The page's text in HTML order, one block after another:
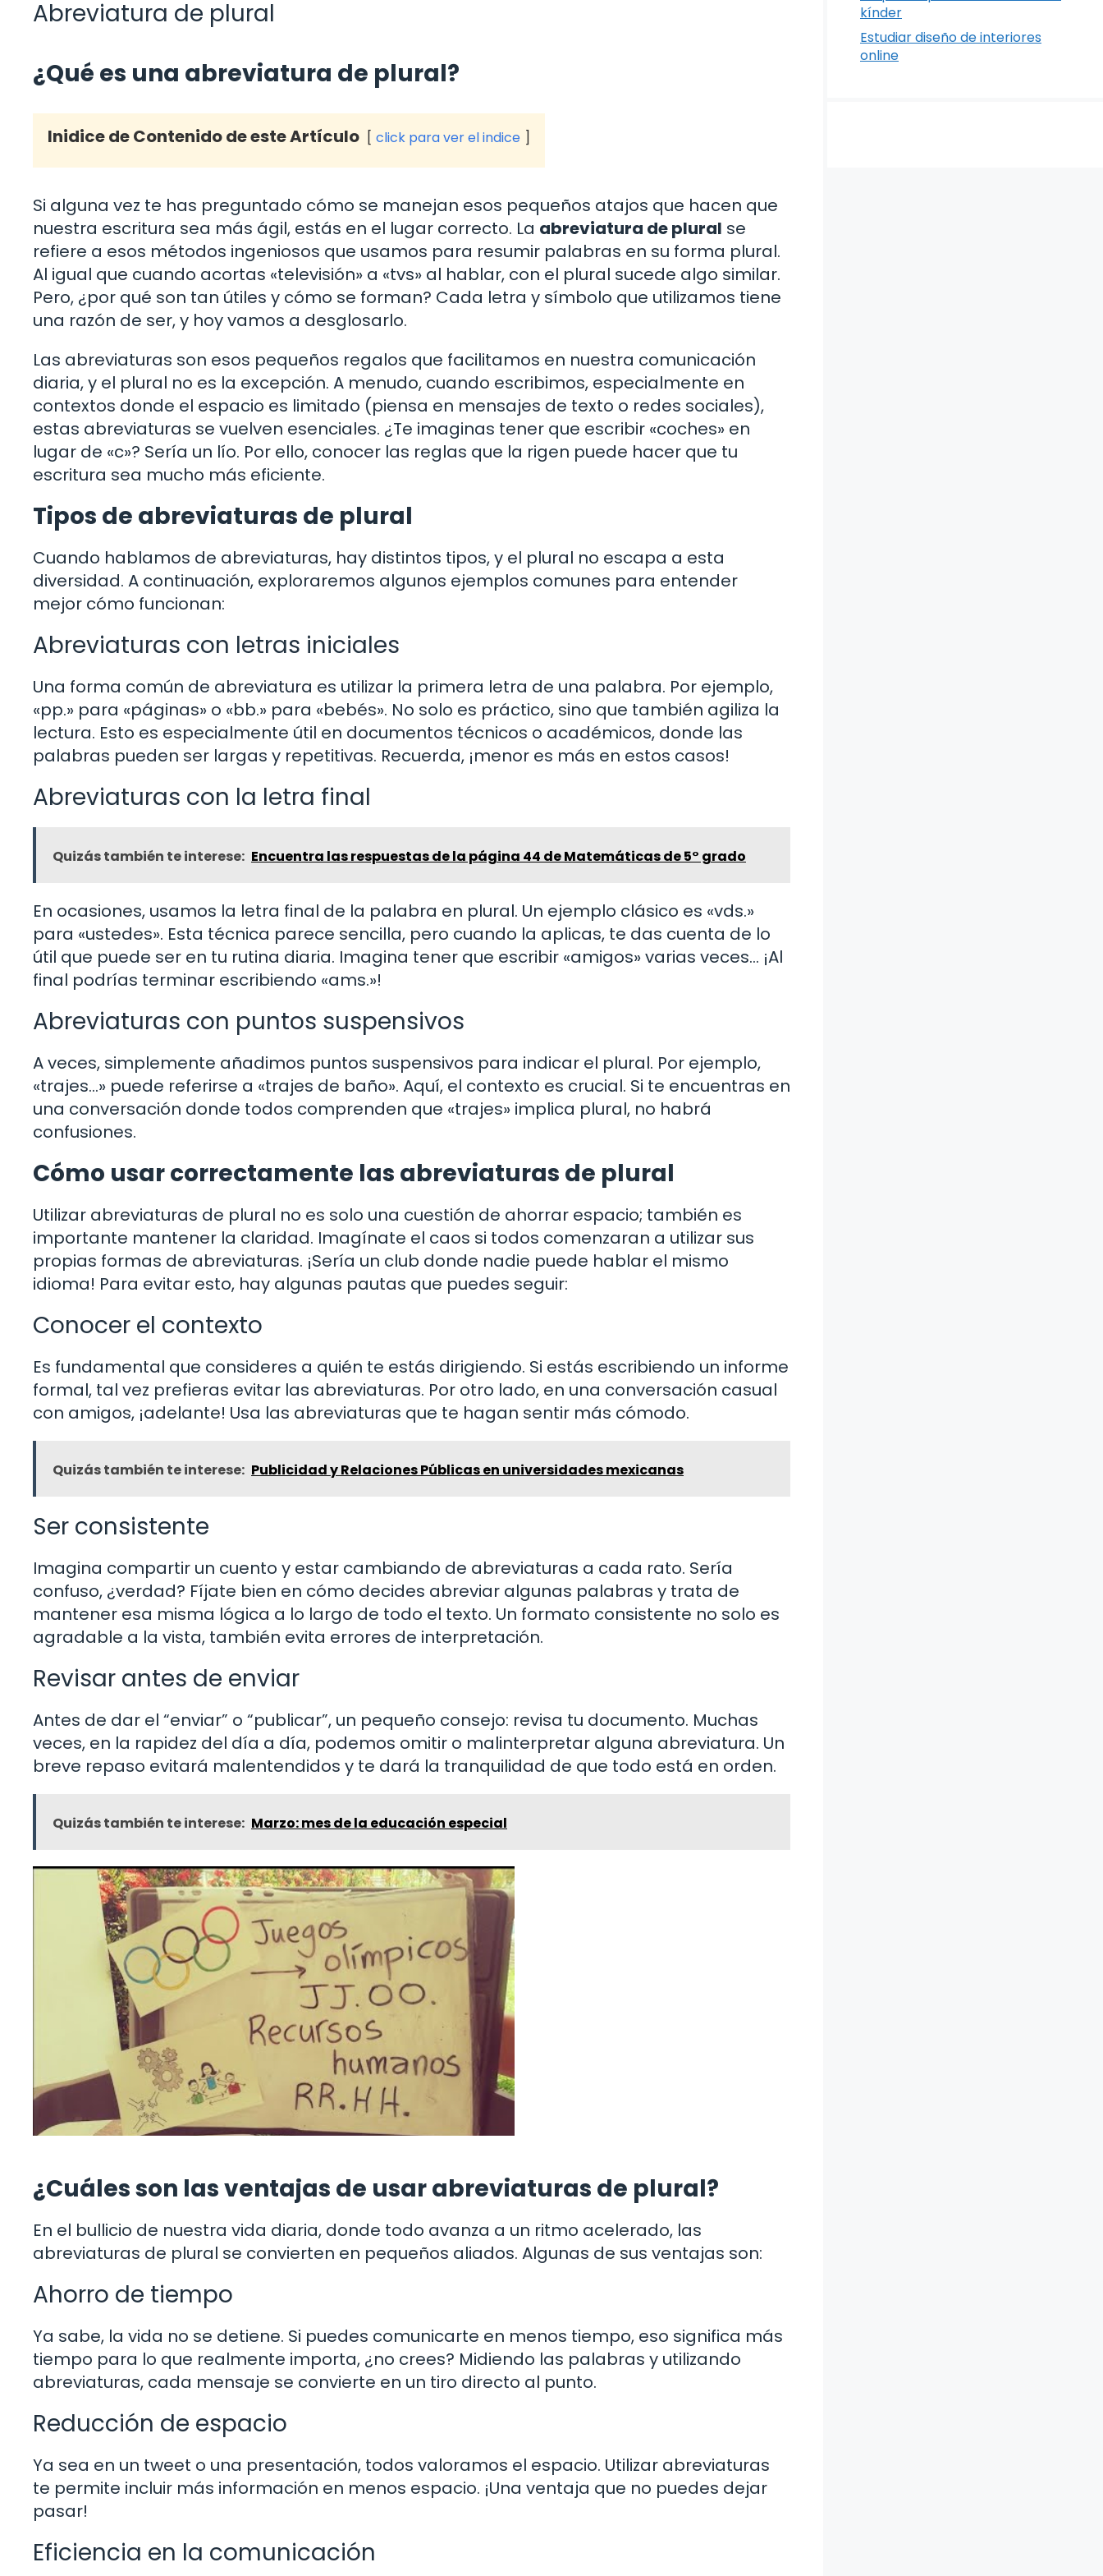
Abreviatura de plural
¿Qué es una abreviatura de plural?
Inidice de Contenido de este Artículo click para ver el indice
Si alguna vez te has preguntado cómo se manejan esos pequeños atajos que hacen que
nuestra escritura sea más ágil, estás en el lugar correcto. La abreviatura de plural se
refiere a esos métodos ingeniosos que usamos para resumir palabras en su forma plural.
Al igual que cuando acortas «televisión» a «tvs» al hablar, con el plural sucede algo similar.
Pero, ¿por qué son tan útiles y cómo se forman? Cada letra y símbolo que utilizamos tiene
una razón de ser, y hoy vamos a desglosarlo.
Las abreviaturas son esos pequeños regalos que facilitamos en nuestra comunicación
diaria, y el plural no es la excepción. A menudo, cuando escribimos, especialmente en
contextos donde el espacio es limitado (piensa en mensajes de texto o redes sociales),
estas abreviaturas se vuelven esenciales. ¿Te imaginas tener que escribir «coches» en
lugar de «c»? Sería un lío. Por ello, conocer las reglas que la rigen puede hacer que tu
escritura sea mucho más eficiente.
Tipos de abreviaturas de plural
Cuando hablamos de abreviaturas, hay distintos tipos, y el plural no escapa a esta
diversidad. A continuación, exploraremos algunos ejemplos comunes para entender
mejor cómo funcionan:
Abreviaturas con letras iniciales
Una forma común de abreviatura es utilizar la primera letra de una palabra. Por ejemplo,
«pp.» para «páginas» o «bb.» para «bebés». No solo es práctico, sino que también agiliza la
lectura. Esto es especialmente útil en documentos técnicos o académicos, donde las
palabras pueden ser largas y repetitivas. Recuerda, ¡menor es más en estos casos!
Abreviaturas con la letra final
Quizás también te interese: Encuentra las respuestas de la página 44 de Matemáticas de 5° grado
En ocasiones, usamos la letra final de la palabra en plural. Un ejemplo clásico es «vds.»
para «ustedes». Esta técnica parece sencilla, pero cuando la aplicas, te das cuenta de lo
útil que puede ser en tu rutina diaria. Imagina tener que escribir «amigos» varias veces… ¡Al
final podrías terminar escribiendo «ams.»!
Abreviaturas con puntos suspensivos
A veces, simplemente añadimos puntos suspensivos para indicar el plural. Por ejemplo,
«trajes…» puede referirse a «trajes de baño». Aquí, el contexto es crucial. Si te encuentras en
una conversación donde todos comprenden que «trajes» implica plural, no habrá
confusiones.
Cómo usar correctamente las abreviaturas de plural
Utilizar abreviaturas de plural no es solo una cuestión de ahorrar espacio; también es
importante mantener la claridad. Imagínate el caos si todos comenzaran a utilizar sus
propias formas de abreviaturas. ¡Sería un club donde nadie puede hablar el mismo
idioma! Para evitar esto, hay algunas pautas que puedes seguir:
Conocer el contexto
Es fundamental que consideres a quién te estás dirigiendo. Si estás escribiendo un informe
formal, tal vez prefieras evitar las abreviaturas. Por otro lado, en una conversación casual
con amigos, ¡adelante! Usa las abreviaturas que te hagan sentir más cómodo.
Quizás también te interese: Publicidad y Relaciones Públicas en universidades mexicanas
Ser consistente
Imagina compartir un cuento y estar cambiando de abreviaturas a cada rato. Sería
confuso, ¿verdad? Fíjate bien en cómo decides abreviar algunas palabras y trata de
mantener esa misma lógica a lo largo de todo el texto. Un formato consistente no solo es
agradable a la vista, también evita errores de interpretación.
Revisar antes de enviar
Antes de dar el “enviar” o “publicar”, un pequeño consejo: revisa tu documento. Muchas
veces, en la rapidez del día a día, podemos omitir o malinterpretar alguna abreviatura. Un
breve repaso evitará malentendidos y te dará la tranquilidad de que todo está en orden.
Quizás también te interese: Marzo: mes de la educación especial
¿Cuáles son las ventajas de usar abreviaturas de plural?
En el bullicio de nuestra vida diaria, donde todo avanza a un ritmo acelerado, las
abreviaturas de plural se convierten en pequeños aliados. Algunas de sus ventajas son:
Ahorro de tiempo
Ya sabe, la vida no se detiene. Si puedes comunicarte en menos tiempo, eso significa más
tiempo para lo que realmente importa, ¿no crees? Midiendo las palabras y utilizando
abreviaturas, cada mensaje se convierte en un tiro directo al punto.
Reducción de espacio
Ya sea en un tweet o una presentación, todos valoramos el espacio. Utilizar abreviaturas
te permite incluir más información en menos espacio. ¡Una ventaja que no puedes dejar
pasar!
Eficiencia en la comunicación
kínder
Estudiar diseño de interiores
online